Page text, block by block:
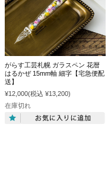
がらす工芸札幌 ガラスペン 花暦
はるかぜ 15mm軸 細字【宅急便配
送】
¥12,000(税込 ¥13,200)
在庫切れ